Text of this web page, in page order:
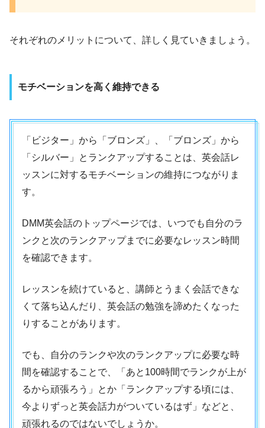
それぞれのメリットについて、詳しく見ていきましょう。
モチベーションを高く維持できる
「ビジター」から「ブロンズ」、「ブロンズ」から
「シルバー」とランクアップすることは、英会話レ
ッスンに対するモチベーションの維持につながりま
す。
DMM英会話のトップページでは、いつでも自分のラ
ンクと次のランクアップまでに必要なレッスン時間
を確認できます。
レッスンを続けていると、講師とうまく会話できな
くて落ち込んだり、英会話の勉強を諦めたくなった
りすることがあります。
でも、自分のランクや次のランクアップに必要な時
間を確認することで、「あと100時間でランクが上が
るから頑張ろう」とか「ランクアップする頃には、
今よりずっと英会話力がついているはず」などと、
頑張れるのではないでしょうか。